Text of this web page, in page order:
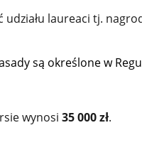
laureaci tj.
są określone w
wynosi35 000 zł.